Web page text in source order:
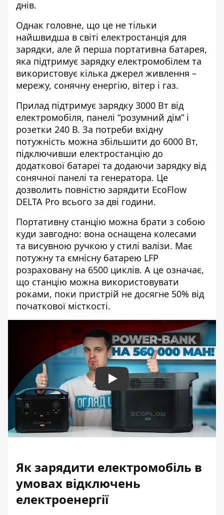
днів.
Однак головне, що це не тільки
найшвидша в світі електростанція для
зарядки, але й перша портативна батарея,
яка підтримує зарядку електромобілем та
використовує кілька джерел живлення –
мережу, сонячну енергію, вітер і газ.
Прилад підтримує зарядку 3000 Вт від
електромобіля, панелі “розумний дім” і
розетки 240 В. За потреби вхідну
потужність можна збільшити до 6000 Вт,
підключивши електростанцію до
додаткової батареї та додаючи зарядку від
сонячної панелі та генератора. Це
дозволить повністю зарядити EcoFlow
DELTA Pro всього за дві години.
Портативну станцію можна брати з собою
куди завгодно: вона оснащена колесами
та висувною ручкою у стилі валізи. Має
потужну та ємнісну батарею LFP
розраховану на 6500 циклів. А це означає,
що станцію можна використовувати
роками, поки пристрій не досягне 50% від
початкової місткості.
Play
Як зарядити електромобіль в
умовах відключень
електроенергії